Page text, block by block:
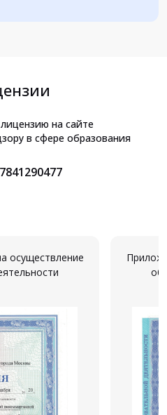
на сайте
в сфере образования
7841290477
осуществление